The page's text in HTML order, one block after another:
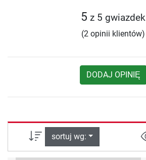
5 z 5 gwiazdek
(2 opinii klientów)
DODAJ OPINIĘ
sortuj wg: